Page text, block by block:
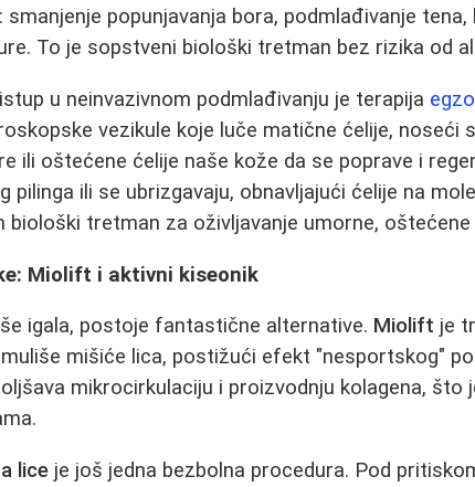
popunjavanja bora, podmlađivanje tena,
To je sopstveni biološki tretman bez rizika od
u neinvazivnom podmlađivanju je terapija
vezikule koje luče matične ćelije, noseći
ili oštećene ćelije naše kože da se poprave i
pilinga ili se ubrizgavaju, obnavljajući ćelije na
biološki tretman za oživljavanje umorne,
Miolift i aktivni kiseonik
igala, postoje fantastične alternative. Miolift je
mišiće lica, postižući efekt "nesportskog"
mikrocirkulaciju i proizvodnju kolagena, što
lice je još jedna bezbolna procedura. Pod